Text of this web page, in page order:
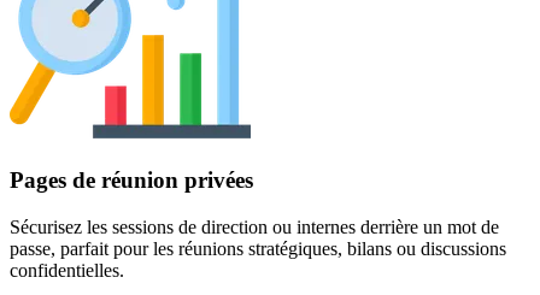
Pages de réunion privées
Sécurisez les sessions de direction ou internes derrière un mot de
passe, parfait pour les réunions stratégiques, bilans ou discussions
confidentielles.